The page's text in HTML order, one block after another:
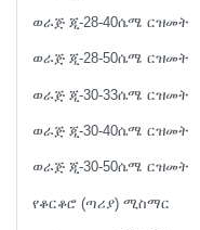
ወራጅ ጂ-28-40ሴሜ ርዝመት
ወራጅ ጂ-28-50ሴሜ ርዝመት
ወራጅ ጂ-30-33ሴሜ ርዝመት
ወራጅ ጂ-30-40ሴሜ ርዝመት
ወራጅ ጂ-30-50ሴሜ ርዝመት
የቆርቆሮ (ጣሪያ) ሚስማር